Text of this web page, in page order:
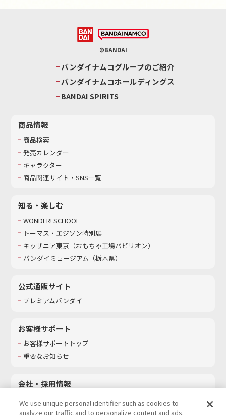
©BANDAI
バンダイナムコグループのご紹介
バンダイナムコホールディングス
BANDAI SPIRITS
商品情報
商品検索
発売カレンダー
キャラクター
商品関連サイト・SNS一覧
知る・楽しむ
WONDER! SCHOOL
トーマス・エジソン特別展
キッザニア東京（おもちゃ工場パビリオン）​
バンダイミュージアム（栃木県）
公式通販サイト
プレミアムバンダイ
お客様サポート
お客様サポートトップ
重要なお知らせ
会社・採用情報
採用情報
We use unique personal identifier such as cookies to
analyze our traffic and to personalize content and ads.